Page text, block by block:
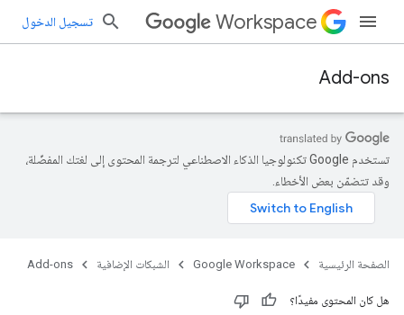
Workspace تسجيل الدخول
Add-ons
تستخدم Google تكنولوجيا الذكاء الاصطناعي لترجمة المحتوى إلى لغتك المفضّلة،
وقد تتضمّن بعض الأخطاء.
الصفحة الرئيسية Google Workspace الشبكات الإضافية Add-ons
هل كان المحتوى مفيدًا؟